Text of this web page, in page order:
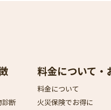
診断
料金について・
料金について
火災保険でお得に